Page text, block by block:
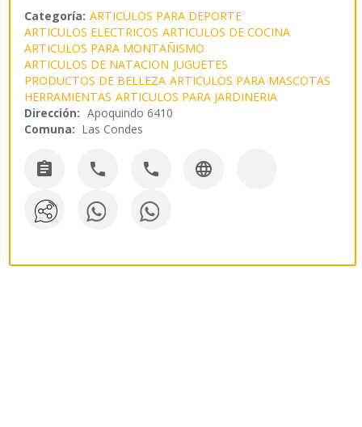
Categoría: ARTICULOS PARA DEPORTE
ARTICULOS ELECTRICOS ARTICULOS DE COCINA
ARTICULOS PARA MONTAÑISMO
ARTICULOS DE NATACION JUGUETES
PRODUCTOS DE BELLEZA ARTICULOS PARA MASCOTAS
HERRAMIENTAS ARTICULOS PARA JARDINERIA
Dirección: Apoquindo 6410
Comuna: Las Condes
   